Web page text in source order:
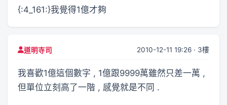
{:4_161:}我覺得1億才夠
道明寺司 2010-12-11 19:26 · 3樓
我喜歡1億這個數字 , 1億跟9999萬雖然只差一萬 ,
但單位立刻高了一階 , 感覺就是不同 .